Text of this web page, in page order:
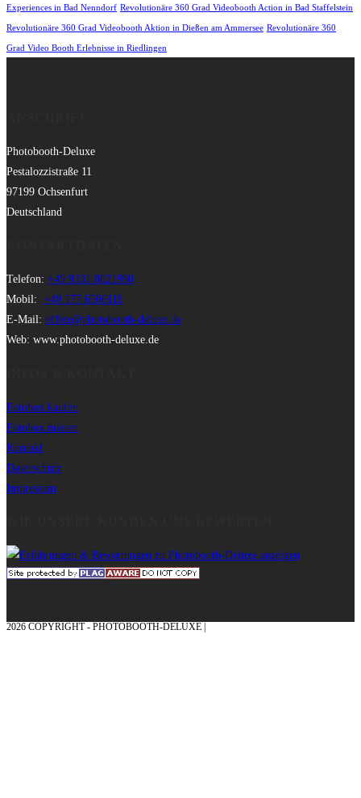
Experiences in Bad Nenndorf Revolutionäre 360 Grad Videobooth Action in Bad Staffelstein
Revolutionäre 360 Grad Videobooth Aktion in Dießen am Ammersee Revolutionäre 360
Grad Video Booth Erlebnisse in Riedlingen
Photobooth-Deluxe
Pestalozzistraße 11
97199 Ochsenfurt
Deutschland
Telefon: +49 9331 8021990
Mobil: +49 177 6506111
E-Mail: office@photobooth-deluxe.de
Web: www.photobooth-deluxe.de
Fotobox kaufen
Fotobox mieten
Kontakt
Datenschutz
Impressum
2026 COPYRIGHT - PHOTOBOOTH-DELUXE |